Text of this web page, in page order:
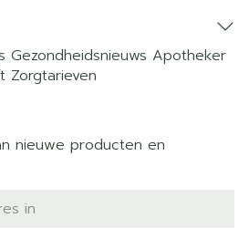
Gezondheidsnieuws Apotheker
Zorgtarieven
nieuwe producten en